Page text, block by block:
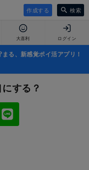
作成する 検索
大喜利 ログイン
る、新感覚ポイ活アプリ！
する？